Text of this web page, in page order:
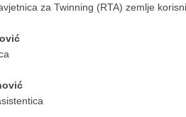
za Twinning (RTA) zemlje